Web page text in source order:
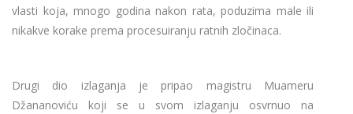
vlasti koja, mnogo godina nakon rata, poduzima male ili
nikakve korake prema procesuiranju ratnih zločinaca.
Drugi dio izlaganja je pripao magistru Muameru
Džananoviću koji se u svom izlaganju osvrnuo na